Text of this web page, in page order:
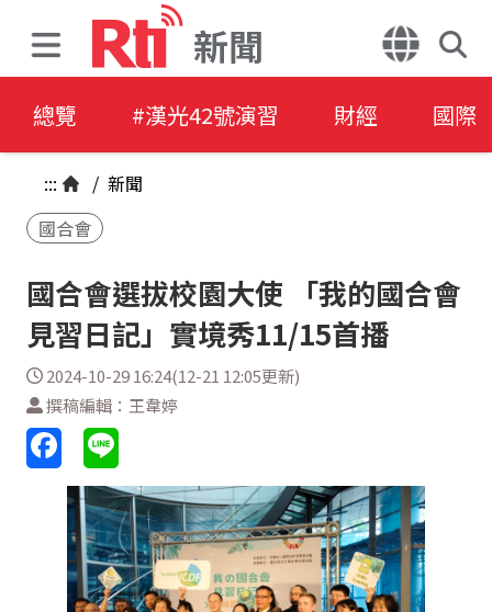
新聞
總覽 #漢光42號演習 財經 國際
::: / 新聞
國合會
國合會選拔校園大使 「我的國合會
見習日記」實境秀11/15首播
2024-10-29 16:24(12-21 12:05更新)
撰稿編輯：王韋婷